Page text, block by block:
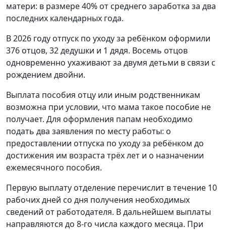
матери: в размере 40% от среднего заработка за два
последних календарных года.
В 2026 году отпуск по уходу за ребёнком оформили
376 отцов, 32 дедушки и 1 дядя. Восемь отцов
одновременно ухаживают за двумя детьми в связи с
рождением двойни.
Выплата пособия отцу или иным родственникам
возможна при условии, что мама такое пособие не
получает. Для оформления папам необходимо
подать два заявления по месту работы: о
предоставлении отпуска по уходу за ребёнком до
достижения им возраста трёх лет и о назначении
ежемесячного пособия.
Первую выплату отделение перечислит в течение 10
рабочих дней со дня получения необходимых
сведений от работодателя. В дальнейшем выплаты
направляются до 8-го числа каждого месяца. При